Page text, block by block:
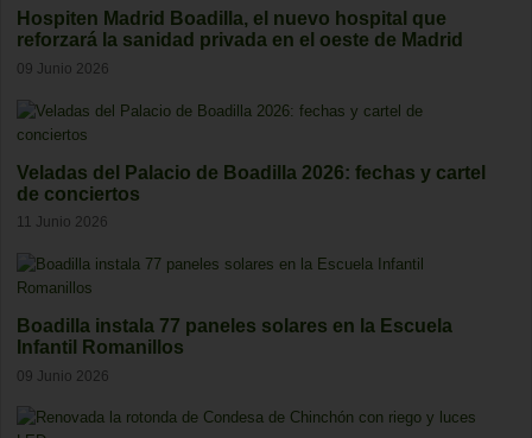
Hospiten Madrid Boadilla, el nuevo hospital que
reforzará la sanidad privada en el oeste de Madrid
09 Junio 2026
Veladas del Palacio de Boadilla 2026: fechas y cartel
de conciertos
11 Junio 2026
Boadilla instala 77 paneles solares en la Escuela
Infantil Romanillos
09 Junio 2026